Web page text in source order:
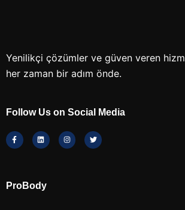
Yenilikçi çözümler ve güven veren
her zaman bir adım önde.
Follow Us on Social Media
ProBody